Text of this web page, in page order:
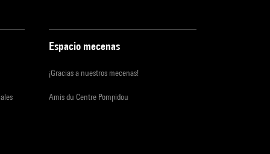
Espacio mecenas
¡Gracias a nuestros mecenas!
Amis du Centre Pompidou